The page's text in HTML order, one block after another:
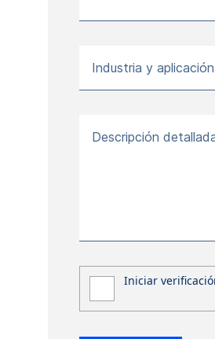
Industria y
Descripción